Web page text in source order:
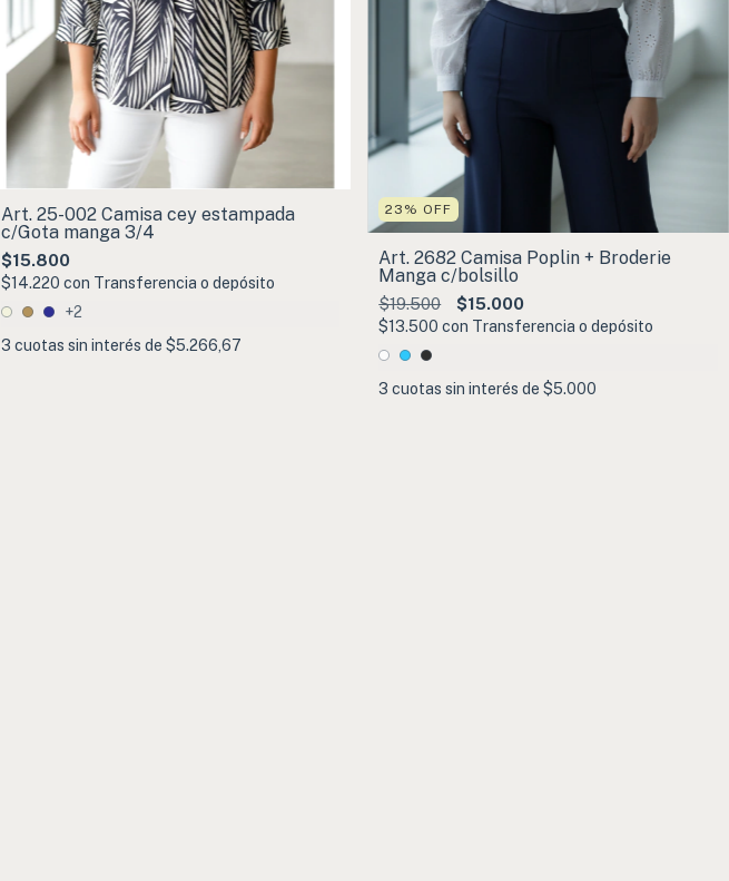
Art. 25-002 Camisa cey estampada
c/Gota manga 3/4
$15.800
$14.220 con Transferencia o depósito
+2
3 cuotas sin interés de $5.266,67
23 % OFF
Art. 2682 Camisa Poplin + Broderie
Manga c/bolsillo
$19.500 $15.000
$13.500con Transferencia o depósito
3 cuotas sin interés de$5.000